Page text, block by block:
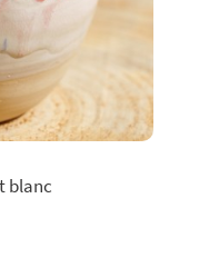
blanc